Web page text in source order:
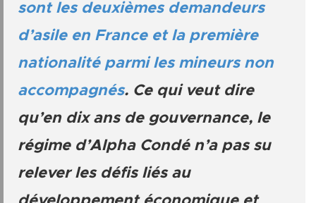
sont les deuxièmes demandeurs
d’asile en France et la première
nationalité parmi les mineurs non
accompagnés. Ce qui veut dire
qu’en dix ans de gouvernance, le
régime d’Alpha Condé n’a pas su
relever les défis liés au